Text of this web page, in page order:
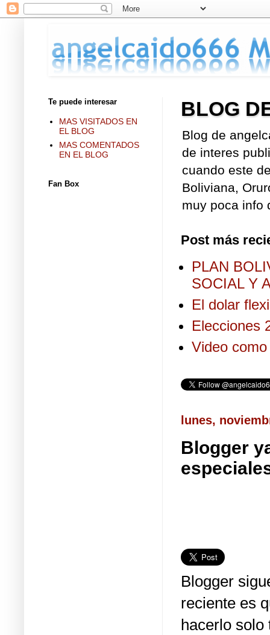
BLOG
Blog de
de interes
cuando este
Boliviana,
muy poca info
Post más
PLAN
SOCIAL Y
El dolar
Elecciones
Video
lunes,
Blogger
Blogger
reciente es
hacerlo solo
Te puede interesar
MAS VISITADOS EN
EL BLOG
MAS COMENTADOS
EN EL BLOG
Fan Box